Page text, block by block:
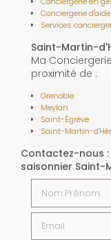
Conciergerie
Services
Saint-Martin-
Ma
proximité de :
Grenoble
Meylan
Saint-Égrève
Saint-Martin-
Contactez-nous
saisonnier Saint-
Email